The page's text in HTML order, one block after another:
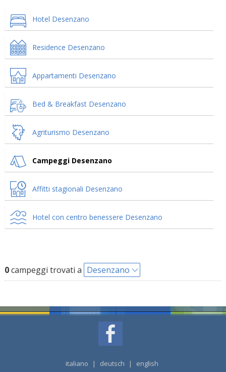
Hotel Desenzano
Residence Desenzano
Appartamenti Desenzano
Bed & Breakfast Desenzano
Agriturismo Desenzano
Campeggi Desenzano
Affitti stagionali Desenzano
Hotel con centro benessere Desenzano
0campeggi trovati a Desenzano
italiano | deutsch | english